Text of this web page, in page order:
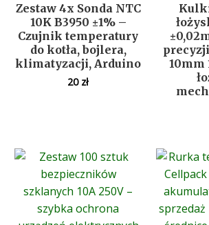
Zestaw 4x Sonda NTC
10K B3950 ±1% –
Czujnik temperatury
do kotła, bojlera,
klimatyzacji, Arduino
20 zł
10mm